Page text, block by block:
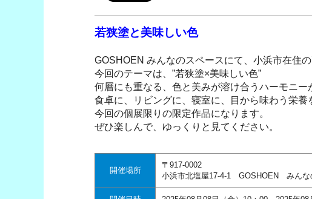
若狭塗と美味しい色
GOSHOEN みんなのスペースにて、小浜市在住
今回のテーマは、”若狭塗×美味しい色”
何層にも重なる、色と美みが溶け合うハーモニ
食卓に、リビングに、寝室に、目から味わう栄養
今回の個展限りの限定作品になります。
ぜひ楽しんで、ゆっくりと見てください。
開催場所
〒917-0002
小浜市北塩屋17-4-1 GOSHOEN みんな